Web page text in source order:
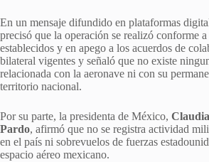
En un mensaje difundido en plataformas
precisó que la operación se realizó conforme
establecidos y en apego a los acuerdos de
bilateral vigentes y señaló que no existe
relacionada con la aeronave ni con su
territorio nacional.
Por su parte, la presidenta de México,
Pardo, afirmó que no se registra actividad
en el país ni sobrevuelos de fuerzas
espacio aéreo mexicano.